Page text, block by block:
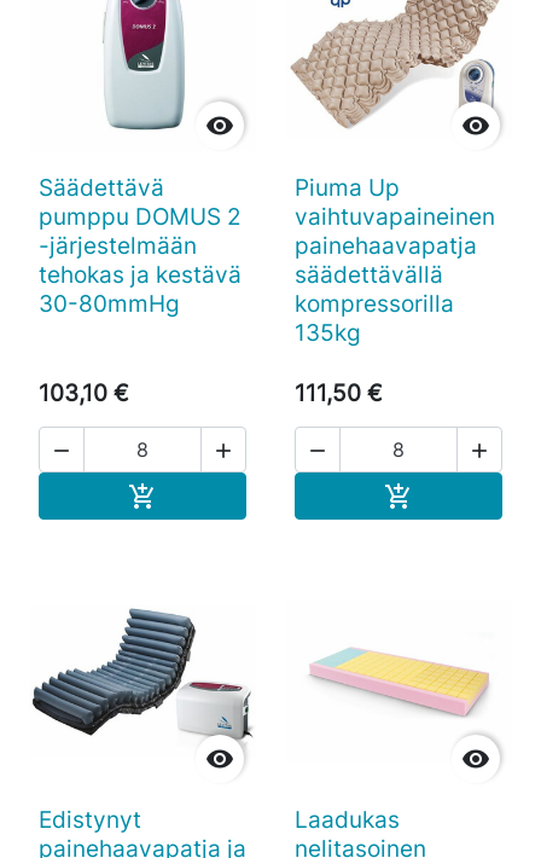

Säädettävä
pumppu DOMUS 2
-järjestelmään
tehokas ja kestävä
30-80mmHg
103,10 €
 


Piuma Up
vaihtuvapaineinen
painehaavapatja
säädettävällä
kompressorilla
135kg
111,50 €
 


Edistynyt
painehaavapatja ja

Laadukas
nelitasoinen